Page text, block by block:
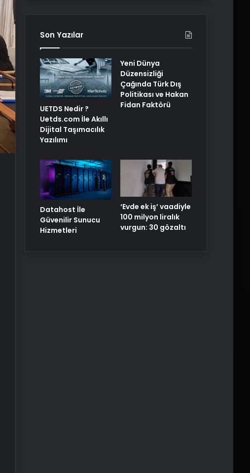
Son Yazılar
UETDS Nedir ?
Uetds.com İle Akıllı
Dijital Taşımacılık
Yazılımı
Yeni Dünya
Düzensizliği
Çağında Türk Dış
Politikası ve Hakan
Fidan Faktörü
Datahost İle
Güvenilir Sunucu
Hizmetleri
‘Evde ek iş’ vaadiyle
100 milyon liralık
vurgun: 30 gözaltı